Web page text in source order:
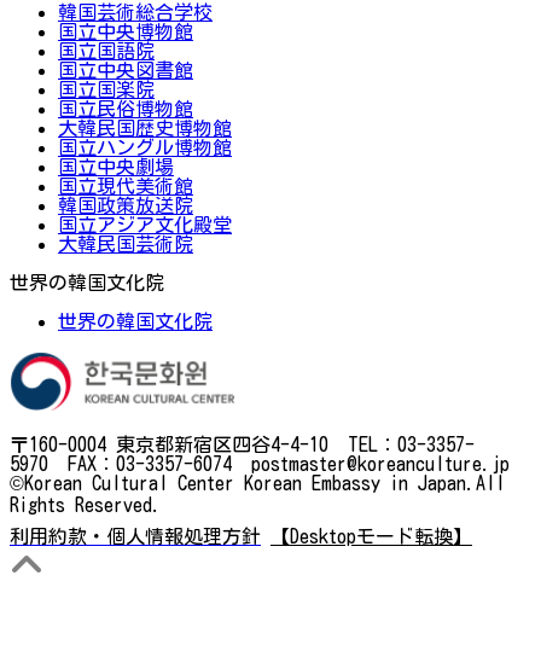
韓国芸術総合学校
国立中央博物館
国立国語院
国立中央図書館
国立国楽院
国立民俗博物館
大韓民国歴史博物館
国立ハングル博物館
国立中央劇場
国立現代美術館
韓国政策放送院
国立アジア文化殿堂
大韓民国芸術院
世界の韓国文化院
世界の韓国文化院
〒160-0004 東京都新宿区四谷4-4-10 TEL：03-3357-
5970 FAX：03-3357-6074 postmaster@koreanculture.jp
©Korean Cultural Center Korean Embassy in Japan.All
Rights Reserved.
利用約款・個人情報処理方針
【Desktopモード転換】